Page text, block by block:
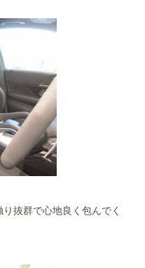
抜群で心地良く包んでく